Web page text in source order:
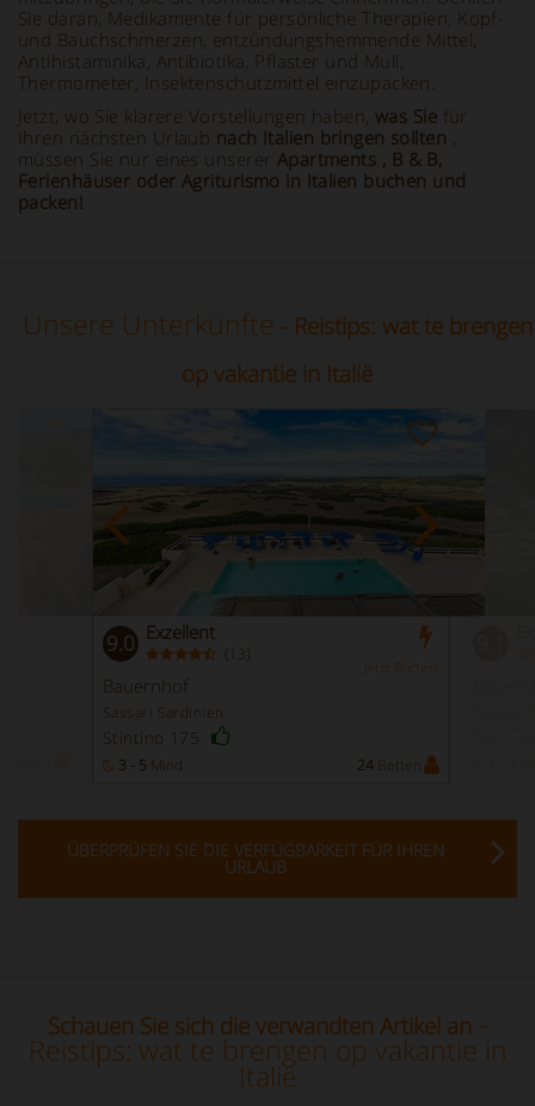
Sie daran, Medikamente für persönliche Therapien, Kopf-
und Bauchschmerzen, entzündungshemmende Mittel,
Antihistaminika, Antibiotika, Pflaster und Mull,
Thermometer, Insektenschutzmittel einzupacken.
Jetzt, wo Sie klarere Vorstellungen haben, was Sie für
Ihren nächsten Urlaub nach Italien bringen sollten ,
müssen Sie nur eines unserer Apartments , B & B,
Ferienhäuser oder Agriturismo in Italien buchen und
packen!
Unsere Unterkünfte - Reistips: wat te brengen
op vakantie in Italië
9.0 Exzellent
( 13 )
Jetzt Buchen
Bauernhof
Sassari Sardinien
Stintino 175
3 - 5 Mind 24 Betten
ÜBERPRÜFEN SIE DIE VERFÜGBARKEIT FÜR IHREN
URLAUB
Schauen Sie sich die verwandten Artikel an -
Reistips: wat te brengen op vakantie in
Italië